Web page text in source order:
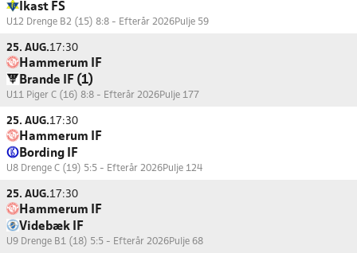
Ikast FS
U12 Drenge B2 (15) 8:8 - Efterår 2026Pulje 59
25. AUG.17:30
Hammerum IF
Brande IF (1)
U11 Piger C (16) 8:8 - Efterår 2026Pulje 177
25. AUG.17:30
Hammerum IF
Bording IF
U8 Drenge C (19) 5:5 - Efterår 2026Pulje 124
25. AUG.17:30
Hammerum IF
Videbæk IF
U9 Drenge B1 (18) 5:5 - Efterår 2026Pulje 68